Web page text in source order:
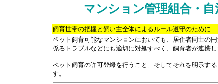
マンション管理組合・
飼育世帯の把握と飼い主全体によるルール遵守のために
ペット飼育可能なマンションにおいても、居住者同士の
係るトラブルなどにも適切に対処すべく、飼育者が連携
ペット飼育の許可登録を行うこと、そしてそれを明示す
す。